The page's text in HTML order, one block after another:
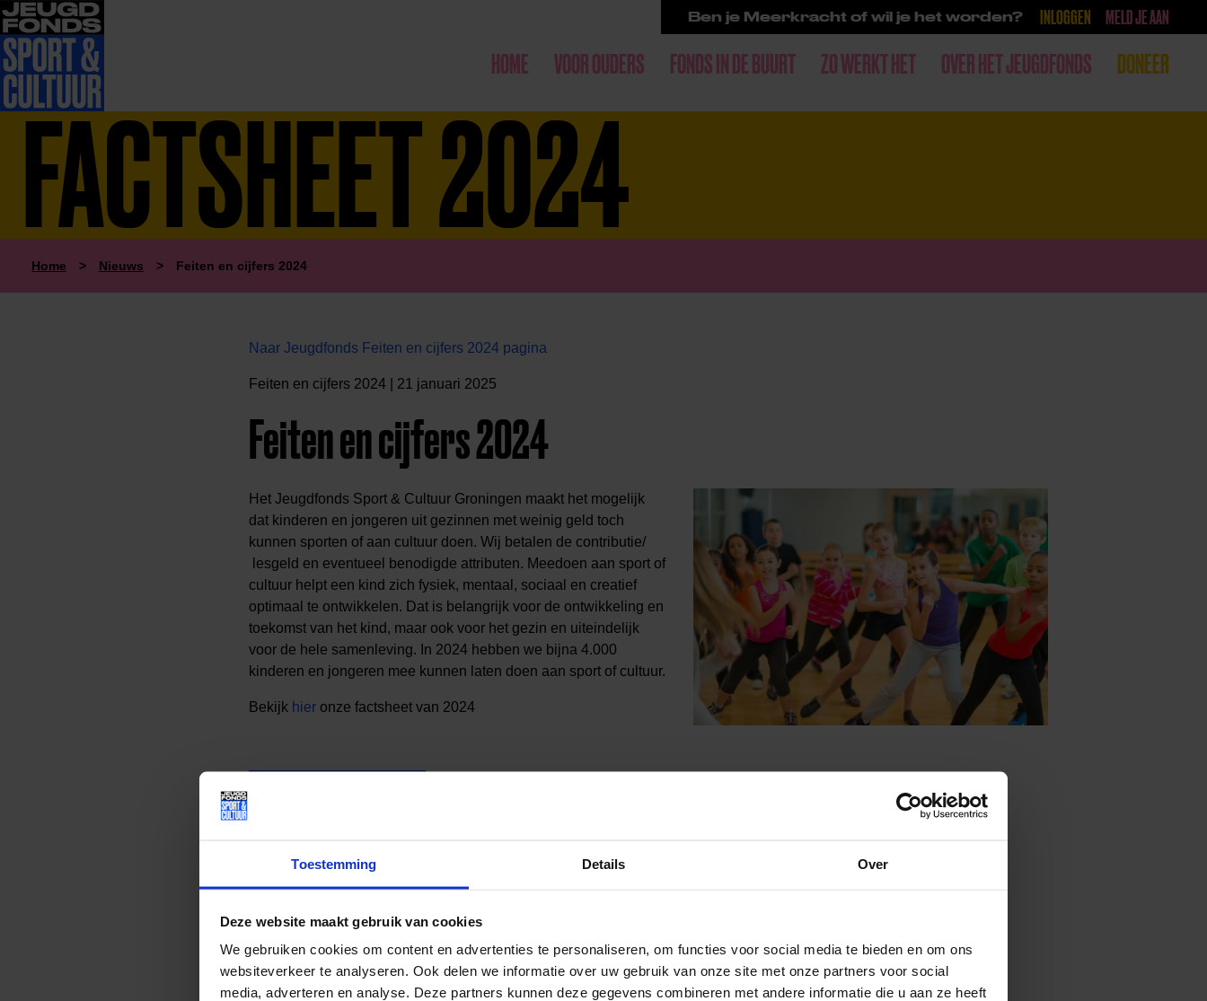
Toestemming Details Over
Deze website maakt gebruik van cookies
We gebruiken cookies om content en advertenties te personaliseren, om functies voor social media te bieden en om ons
websiteverkeer te analyseren. Ook delen we informatie over uw gebruik van onze site met onze partners voor social
media, adverteren en analyse. Deze partners kunnen deze gegevens combineren met andere informatie die u aan ze heeft
Ben je Meerkracht of wil je het worden? INLOGGEN MELD JE AAN
HOME VOOR OUDERS FONDS IN DE BUURT ZO WERKT HET OVER HET JEUGDFONDS DONEER
FACTSHEET 2024
Home > Nieuws > Feiten en cijfers 2024
Naar Jeugdfonds Feiten en cijfers 2024 pagina
Feiten en cijfers 2024 | 21 januari 2025
Feiten en cijfers 2024
Het Jeugdfonds Sport & Cultuur Groningen maakt het mogelijk
dat kinderen en jongeren uit gezinnen met weinig geld toch
kunnen sporten of aan cultuur doen. Wij betalen de contributie/
lesgeld en eventueel benodigde attributen. Meedoen aan sport of
cultuur helpt een kind zich fysiek, mentaal, sociaal en creatief
optimaal te ontwikkelen. Dat is belangrijk voor de ontwikkeling en
toekomst van het kind, maar ook voor het gezin en uiteindelijk
voor de hele samenleving. In 2024 hebben we bijna 4.000
kinderen en jongeren mee kunnen laten doen aan sport of cultuur.
Bekijk hier onze factsheet van 2024
Deel dit bericht op social media!